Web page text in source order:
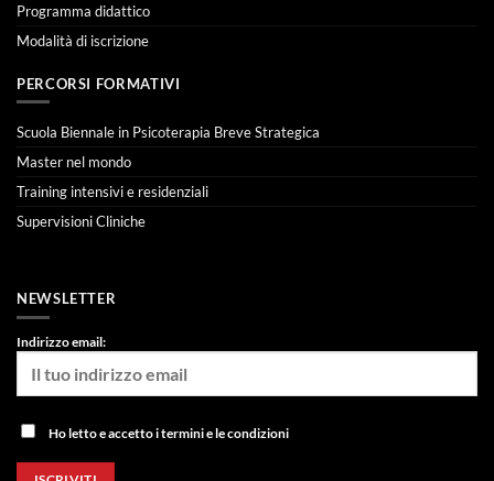
Programma didattico
Modalità di iscrizione
PERCORSI FORMATIVI
Scuola Biennale in Psicoterapia Breve Strategica
Master nel mondo
Training intensivi e residenziali
Supervisioni Cliniche
NEWSLETTER
Indirizzo email:
Ho letto e accetto i termini e le condizioni